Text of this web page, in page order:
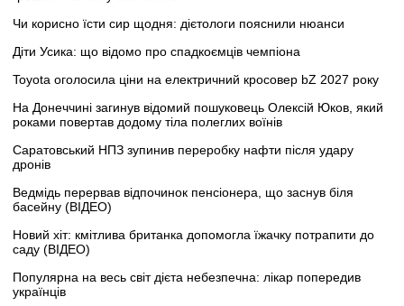
Чи корисно їсти сир щодня: дієтологи пояснили нюанси
Діти Усика: що відомо про спадкоємців чемпіона
Toyota оголосила ціни на електричний кросовер bZ 2027 року
На Донеччині загинув відомий пошуковець Олексій Юков, який
роками повертав додому тіла полеглих воїнів
Саратовський НПЗ зупинив переробку нафти після удару
дронів
Ведмідь перервав відпочинок пенсіонера, що заснув біля
басейну (ВІДЕО)
Новий хіт: кмітлива британка допомогла їжачку потрапити до
саду (ВІДЕО)
Популярна на весь світ дієта небезпечна: лікар попередив
українців